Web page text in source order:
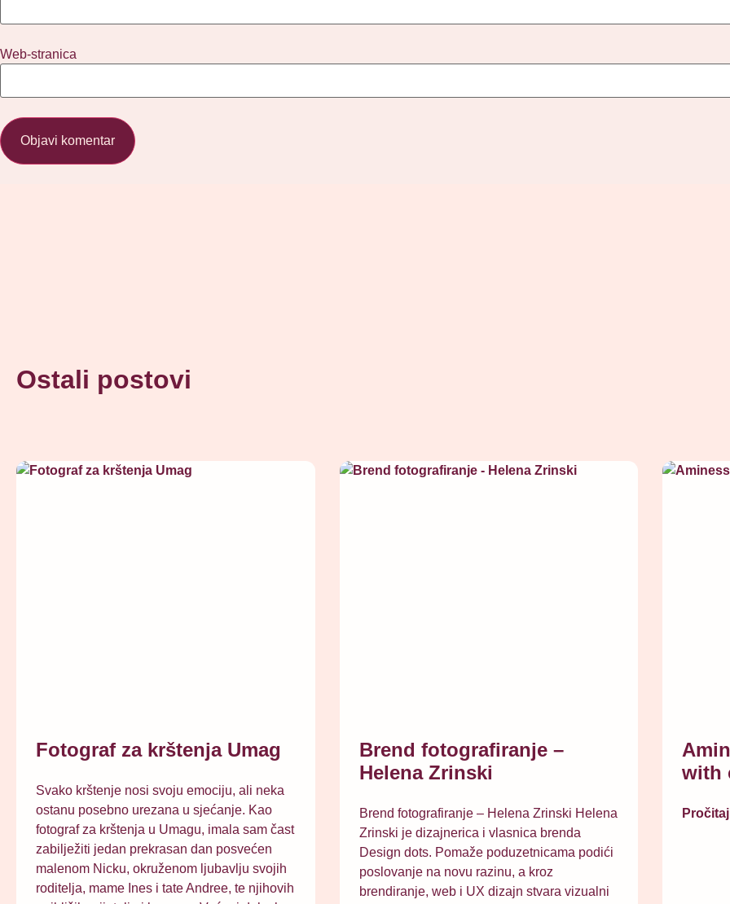
Web-stranica
Ostali postovi
Fotograf za krštenja Umag
Svako krštenje nosi svoju emociju, ali neka
ostanu posebno urezana u sjećanje. Kao
fotograf za krštenja u Umagu, imala sam čast
zabilježiti jedan prekrasan dan posvećen
malenom Nicku, okruženom ljubavlju svojih
roditelja, mame Ines i tate Andree, te njihovih
Brend fotografiranje –
Helena Zrinski
Brend fotografiranje – Helena Zrinski Helena
Zrinski je dizajnerica i vlasnica brenda
Design dots. Pomaže poduzetnicama podići
poslovanje na novu razinu, a kroz
brendiranje, web i UX dizajn stvara vizualni
with